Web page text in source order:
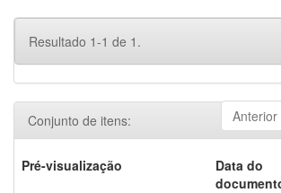
Resultado 1-1 de 1.
Anterior
Conjunto de itens:
Pré-visualização
Data do